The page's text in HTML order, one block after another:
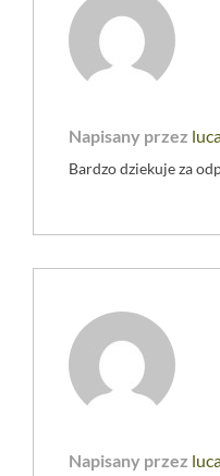
Napisany przez
Bardzo dziekuje za
Napisany przez